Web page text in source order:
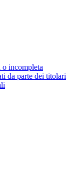
o incompleta
da parte dei titolari